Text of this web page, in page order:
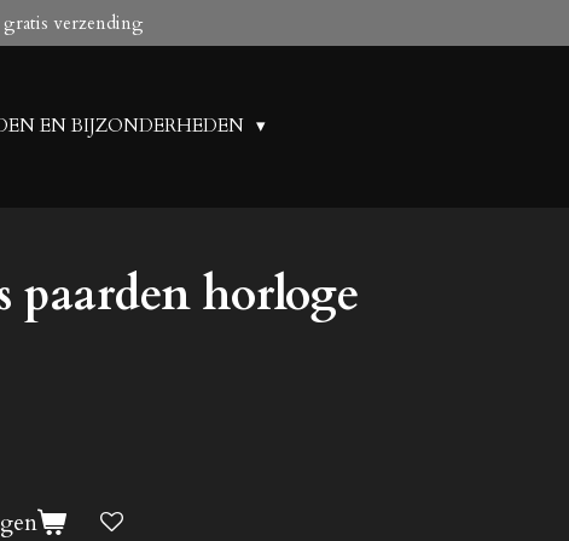
verzending
EN BIJZONDERHEDEN
paarden horloge